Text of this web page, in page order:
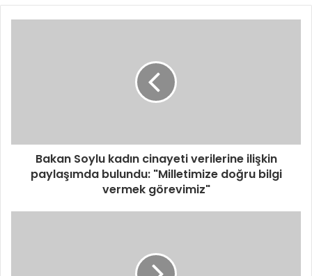
Bakan Soylu kadın cinayeti verilerine ilişkin
paylaşımda bulundu: "Milletimize doğru bilgi
vermek görevimiz"